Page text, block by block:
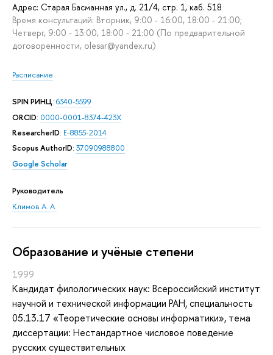
Адрес: Старая Басманная ул., д. 21/4, стр. 1, каб. 518
Время консультаций: Вторник, 9:00 - 16:00, 18:00 - 21:00;
Четверг, 9:00 - 13:00, 18:00 - 21:00 (По предварительной
договоренности, olesar@yandex.ru)
Расписание
SPIN РИНЦ: 6340-5599
ORCID: 0000-0001-8374-423X
ResearcherID: E-8855-2014
Scopus AuthorID: 37090988800
Google Scholar
Руководитель
Климов А. А.
Oбразование и учёные степени
1999
Кандидат филологических наук: Всероссийский институт
научной и технической информации РАН, специальность
05.13.17 «Теоретические основы информатики», тема
диссертации: Нестандартное числовое поведение
русских существительных